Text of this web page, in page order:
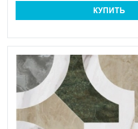
КУПИТЬ